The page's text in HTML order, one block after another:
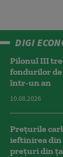
DIGI
Pilonul III
fondurilor de
într-un an
10.08.2026
Prețurile
ieftinirea din
prețuri din